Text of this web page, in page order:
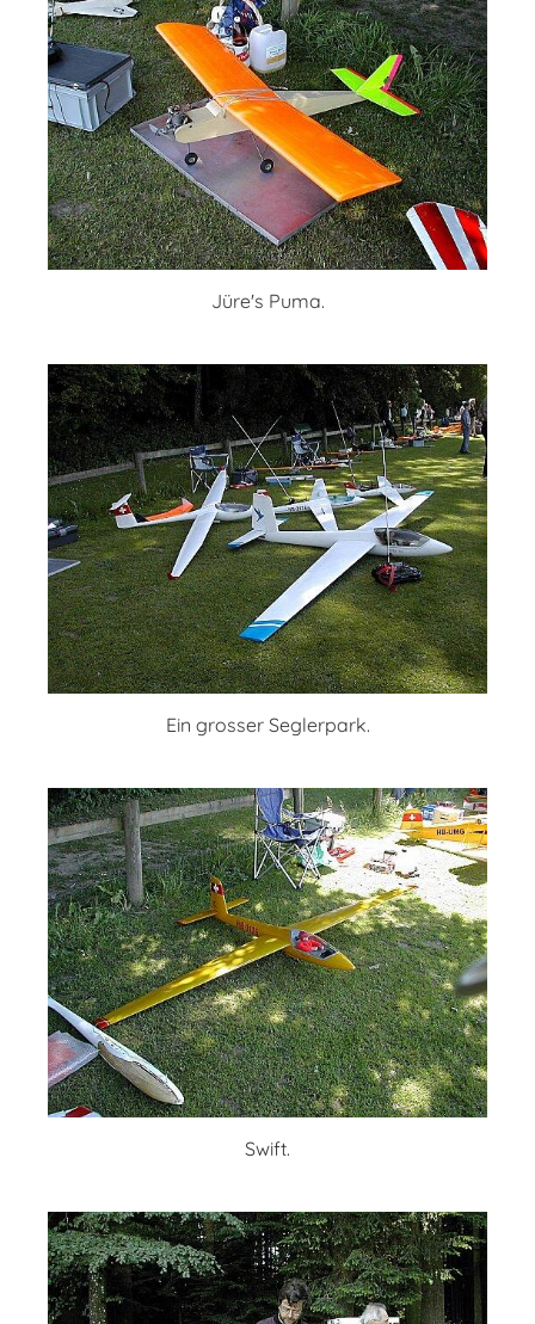
Jüre's Puma.
Ein grosser Seglerpark.
Swift.